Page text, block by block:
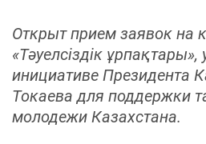
Открыт прием заявок на
«Тәуелсіздік
инициативе Президента
Токаева для поддержки
молодежи Казахстана.